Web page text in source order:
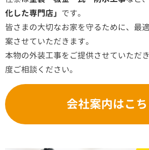
化した専門店」 です。
皆さまの大切なお家を守るために、最
案させていただきます。
本物の外装工事をご提供させていただ
度ご相談ください。
会社案内はこ